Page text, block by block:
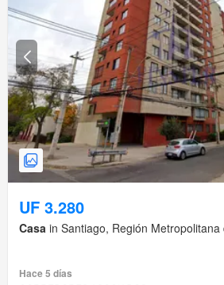
UF 3.280
Casa in Santiago, Región Metropolitana
Hace 5 días